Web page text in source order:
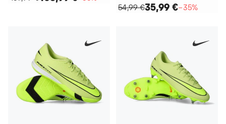
54,99 €35,99 €−35%